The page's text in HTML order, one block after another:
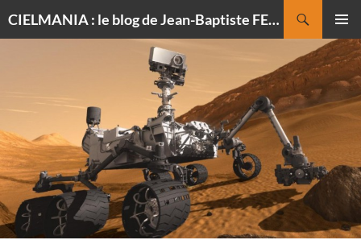
CIELMANIA : le blog de Jean-Baptiste FELDMANN, photographe du ciel
MENU